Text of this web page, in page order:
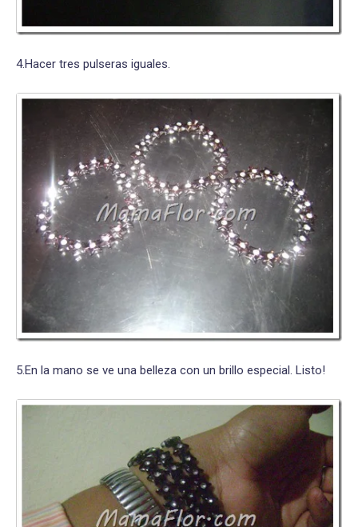
4.Hacer tres pulseras iguales.
5.En la mano se ve una belleza con un brillo especial. Listo!